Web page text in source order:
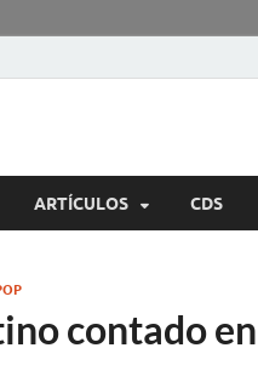
ARTÍCULOS CDS
contado